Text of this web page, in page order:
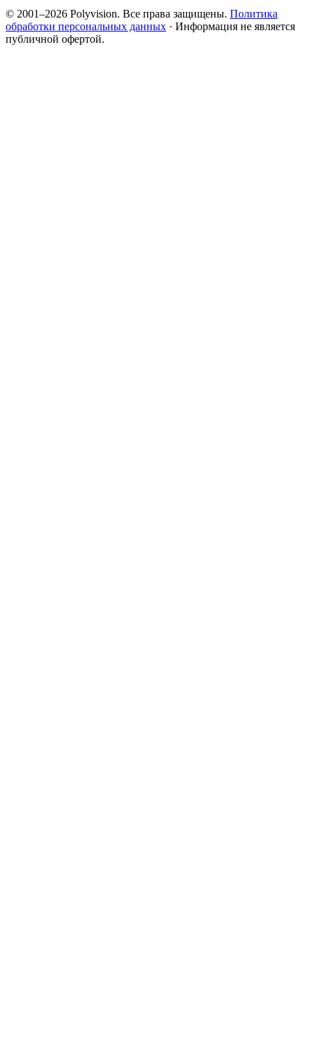
© 2001–2026 Polyvision. Все права защищены. Политика
обработки персональных данных · Информация не является
публичной офертой.